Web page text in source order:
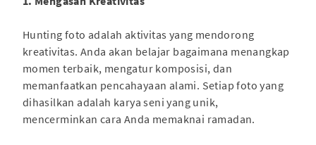
Hunting foto adalah aktivitas yang mendorong
kreativitas. Anda akan belajar bagaimana menangkap
momen terbaik, mengatur komposisi, dan
memanfaatkan pencahayaan alami. Setiap foto yang
dihasilkan adalah karya seni yang unik,
mencerminkan cara Anda memaknai ramadan.